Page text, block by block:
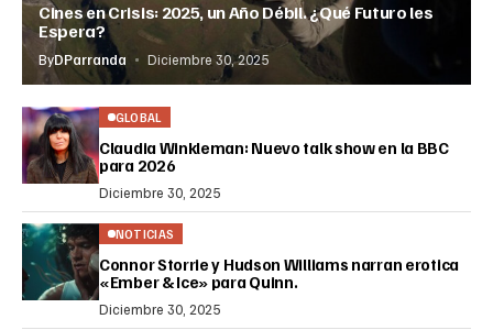
Cines en Crisis: 2025, un Año Débil. ¿Qué Futuro les
Espera?
ByDParranda Diciembre 30, 2025
GLOBAL
Claudia Winkleman: Nuevo talk show en la BBC
para 2026
Diciembre 30, 2025
NOTICIAS
Connor Storrie y Hudson Williams narran erotica
«Ember & Ice» para Quinn.
Diciembre 30, 2025